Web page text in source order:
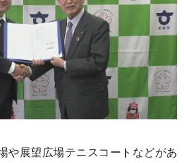
や展望広場テニスコートなどがあ